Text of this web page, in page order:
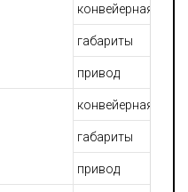
конвейерная
габариты
привод
конвейерная
габариты
привод